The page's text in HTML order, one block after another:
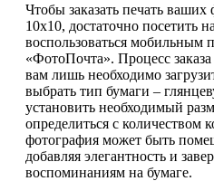
Чтобы заказать печать
10х10, достаточно посетить
воспользоваться мобильным
«ФотоПочта». Процесс
вам лишь необходимо
выбрать тип бумаги –
установить необходимый
определиться с количеством
фотография может быть
добавляя элегантность и
воспоминаниям на бумаге.